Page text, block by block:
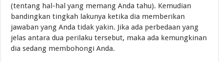
(tentang hal-hal yang memang Anda tahu). Kemudian
bandingkan tingkah lakunya ketika dia memberikan
jawaban yang Anda tidak yakin. Jika ada perbedaan yang
jelas antara dua perilaku tersebut, maka ada kemungkinan
dia sedang membohongi Anda.